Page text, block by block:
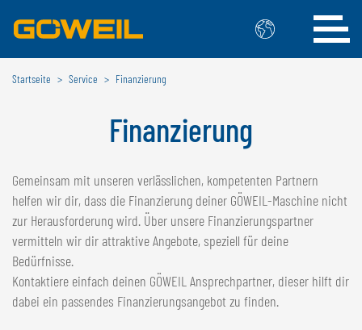
Wählen Sie Ihre Sprache / Ihr Land
INTERNATIONAL
GÖWEIL
DEUTSCH
ENGLISH
FRANÇAIS
NEDERLANDS
ESPAÑOL
POLSKI
ČESKÝ
BELGIEN
Startseite Service Finanzierung
Finanzierung
Gemeinsam mit unseren verlässlichen, kompetenten Partnern
helfen wir dir, dass die Finanzierung deiner GÖWEIL-Maschine nicht
zur Herausforderung wird. Über unsere Finanzierungspartner
vermitteln wir dir attraktive Angebote, speziell für deine
Bedürfnisse.
Kontaktiere einfach deinen GÖWEIL Ansprechpartner, dieser hilft dir
dabei ein passendes Finanzierungsangebot zu finden.